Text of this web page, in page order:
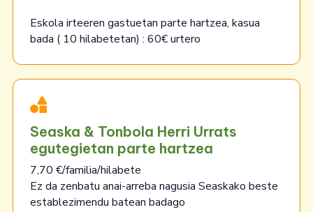
Eskola irteeren gastuetan parte hartzea, kasua
bada ( 10 hilabetetan) : 60€ urtero
Seaska & Tonbola Herri Urrats
egutegietan parte hartzea
7,70 €/familia/hilabete
Ez da zenbatu anai-arreba nagusia Seaskako beste
establezimendu batean badago